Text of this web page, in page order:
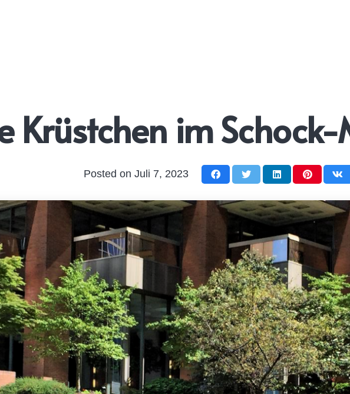
Krüstchen im
Posted onJuli 7, 2023